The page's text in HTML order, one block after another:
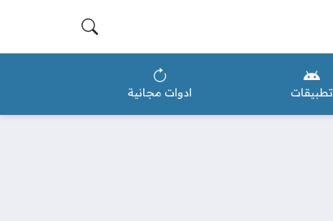
تطبيقات ادوات مجانية